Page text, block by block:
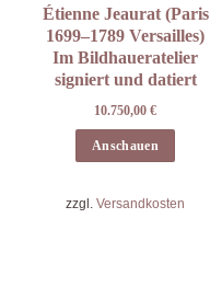
Étienne Jeaurat (Paris
1699–1789 Versailles)
Im Bildhaueratelier
signiert und datiert
10.750,00 €
Anschauen
zzgl. Versandkosten